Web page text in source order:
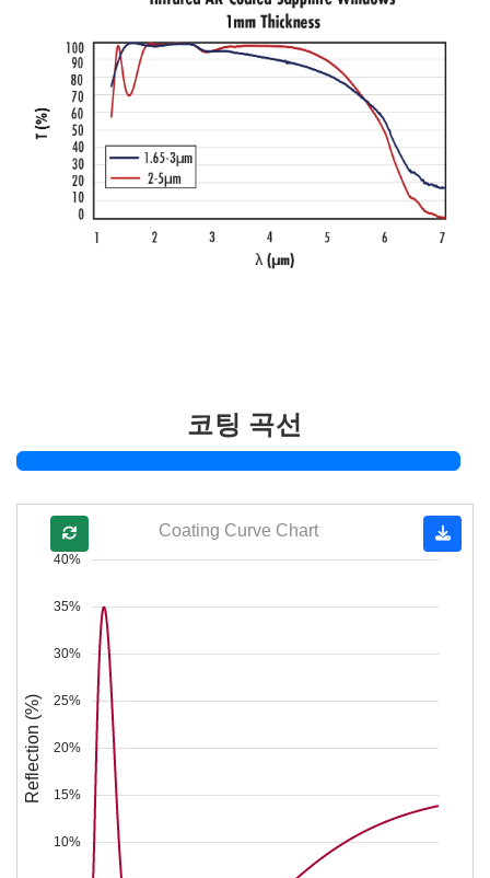
코팅 곡선
10%
15%
20%
25%
30%
35%
40%
Reflection (%)
Coating Curve Chart